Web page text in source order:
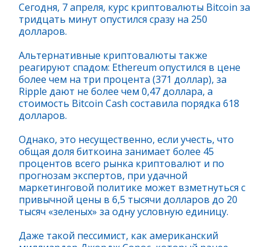
Сегодня, 7 апреля, курс криптовалюты Bitcoin за
тридцать минут опустился сразу на 250
долларов.
Альтернативные криптовалюты также
реагируют спадом: Ethereum опустился в цене
более чем на три процента (371 доллар), за
Ripple дают не более чем 0,47 доллара, а
стоимость Bitcoin Cash составила порядка 618
долларов.
Однако, это несущественно, если учесть, что
общая доля биткоина занимает более 45
процентов всего рынка криптовалют и по
прогнозам экспертов, при удачной
маркетинговой политике может взметнуться с
привычной цены в 6,5 тысячи долларов до 20
тысяч «зеленых» за одну условную единицу.
Даже такой пессимист, как американский